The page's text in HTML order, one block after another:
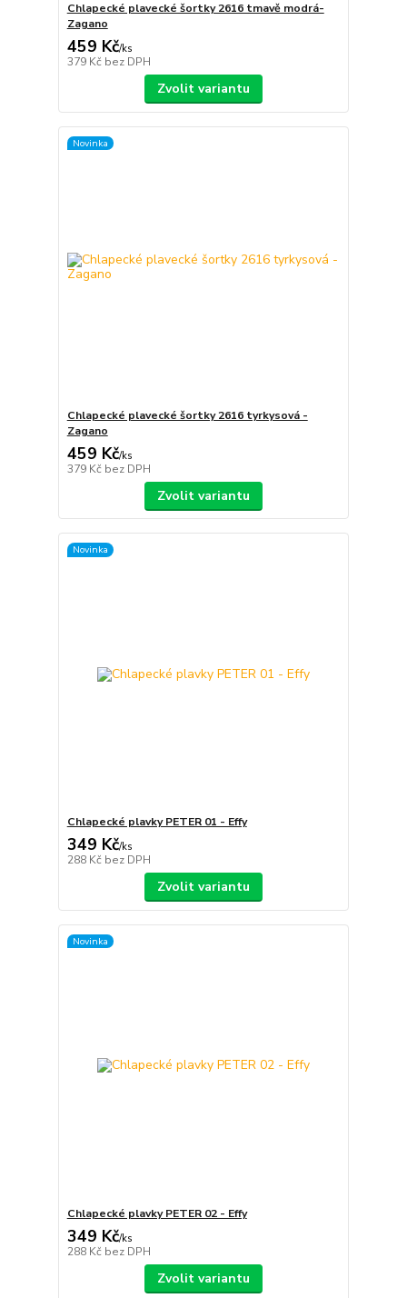
Chlapecké plavecké šortky 2616 tmavě modrá-
Zagano
459 Kč/ks
379 Kč bez DPH
Zvolit variantu
Novinka
Chlapecké plavecké šortky 2616 tyrkysová -
Zagano
459 Kč/ks
379 Kč bez DPH
Zvolit variantu
Novinka
Chlapecké plavky PETER 01 - Effy
349 Kč/ks
288 Kč bez DPH
Zvolit variantu
Novinka
Chlapecké plavky PETER 02 - Effy
349 Kč/ks
288 Kč bez DPH
Zvolit variantu